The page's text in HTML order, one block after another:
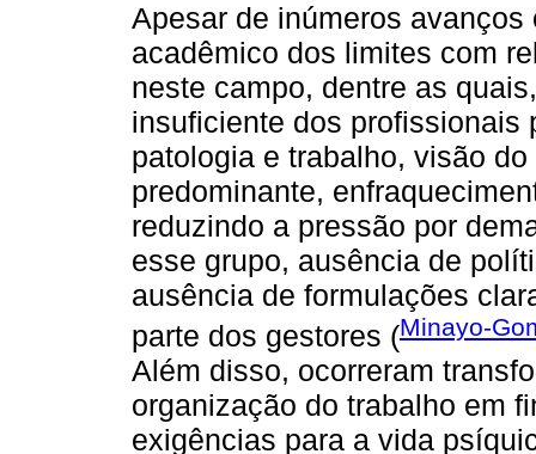
Apesar de inúmeros
acadêmico dos limites com
neste campo, dentre as
insuficiente dos profissionais
patologia e trabalho, visão
predominante,
reduzindo a pressão por
esse grupo, ausência de
ausência de formulações
parte dos gestores (Minayo-
Além disso, ocorreram
organização do trabalho em
exigências para a vida